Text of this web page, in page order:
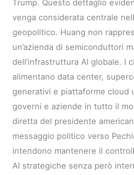
Trump. Questo dettaglio
venga considerata centrale
geopolitico. Huang non
un’azienda di semiconduttori
dell’infrastruttura AI globale. I
alimentano data center,
generativi e piattaforme cloud
governi e aziende in tutto il
diretta del presidente
messaggio politico verso
intendono mantenere il
AI strategiche senza però